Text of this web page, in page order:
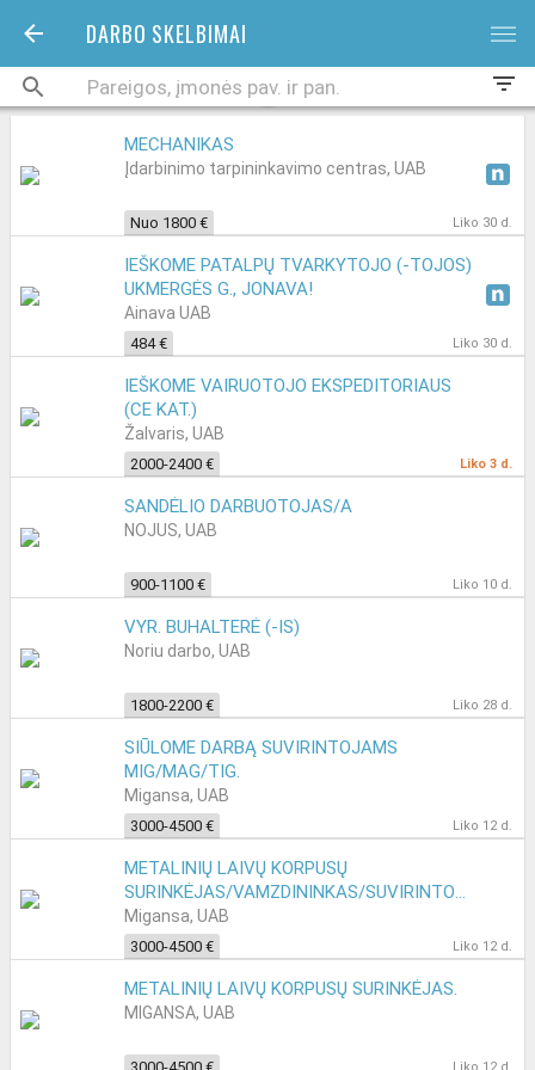
DARBO SKELBIMAI bars
filter_list
MECHANIKAS
Įdarbinimo tarpininkavimo centras, UAB
Nuo 1800 € Liko 30 d.
IEŠKOME PATALPŲ TVARKYTOJO (-TOJOS)
UKMERGĖS G., JONAVA!
Ainava UAB
484 € Liko 30 d.
IEŠKOME VAIRUOTOJO EKSPEDITORIAUS
(CE KAT.)
Žalvaris, UAB
2000-2400 € Liko 3 d.
SANDĖLIO DARBUOTOJAS/A
NOJUS, UAB
900-1100 € Liko 10 d.
VYR. BUHALTERĖ (-IS)
Noriu darbo, UAB
1800-2200 € Liko 28 d.
SIŪLOME DARBĄ SUVIRINTOJAMS
MIG/MAG/TIG.
Migansa, UAB
3000-4500 € Liko 12 d.
METALINIŲ LAIVŲ KORPUSŲ
SURINKĖJAS/VAMZDININKAS/SUVIRINTOJAS.
Migansa, UAB
3000-4500 € Liko 12 d.
METALINIŲ LAIVŲ KORPUSŲ SURINKĖJAS.
MIGANSA, UAB